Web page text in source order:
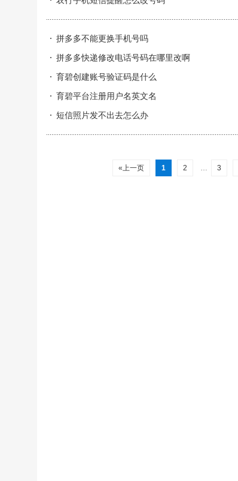
拼多多不能更换手机号吗
拼多多快递修改电话号码在哪里改啊
育碧创建账号验证码是什么
育碧平台注册用户名英文名
短信照片发不出去怎么办
«上一页 1 2 … 3